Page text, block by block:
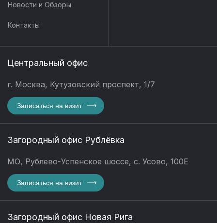
Новости и Обзоры
Контакты
Центральный офис
г. Москва, Кутузовский проспект, 1/7
Записаться на визит
Загородный офис Рублёвка
МО, Рублево-Успенское шоссе, с. Усово, 100Е
Записаться на визит
Загородный офис Новая Рига